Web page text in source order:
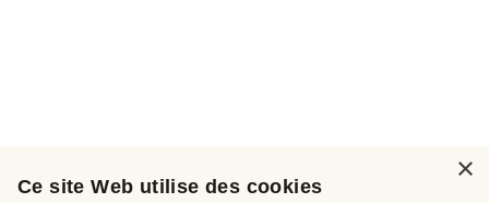
×
Ce site Web utilise des cookies